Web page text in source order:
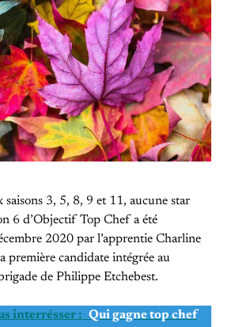
3, 5, 8, 9 et 11, aucune star
6 d’Objectif Top Chef a été
2020 par l’apprentie Charline
première candidate intégrée au
de Philippe Etchebest.
interrésser : Qui gagne top chef